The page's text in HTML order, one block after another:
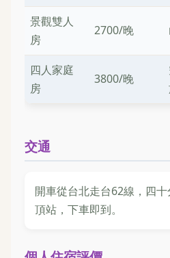
景觀雙人
房
2700/晚
四人家庭
房
3800/晚
交通
開車從台北走台62線，四
頂站，下車即到。